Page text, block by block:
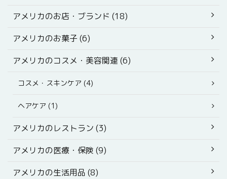
アメリカのお店・ブランド (18)
アメリカのお菓子 (6)
アメリカのコスメ・美容関連 (6)
コスメ・スキンケア (4)
ヘアケア (1)
アメリカのレストラン (3)
アメリカの医療・保険 (9)
アメリカの生活用品 (8)